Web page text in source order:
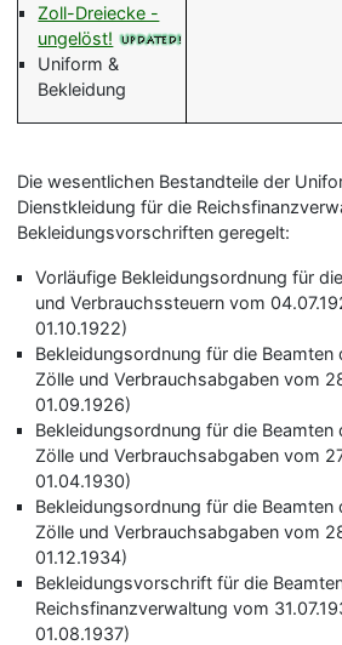
Zoll-Dreiecke -
ungelöst!
Uniform &
Bekleidung
Die wesentlichen Bestandteile der
Dienstkleidung für die
Bekleidungsvorschriften geregelt:
Vorläufige Bekleidungsordnung für
und Verbrauchssteuern vom
01.10.1922)
Bekleidungsordnung für die Beamten
Zölle und Verbrauchsabgaben vom
01.09.1926)
Bekleidungsordnung für die Beamten
Zölle und Verbrauchsabgaben vom
01.04.1930)
Bekleidungsordnung für die Beamten
Zölle und Verbrauchsabgaben vom
01.12.1934)
Bekleidungsvorschrift für die
Reichsfinanzverwaltung vom
01.08.1937)